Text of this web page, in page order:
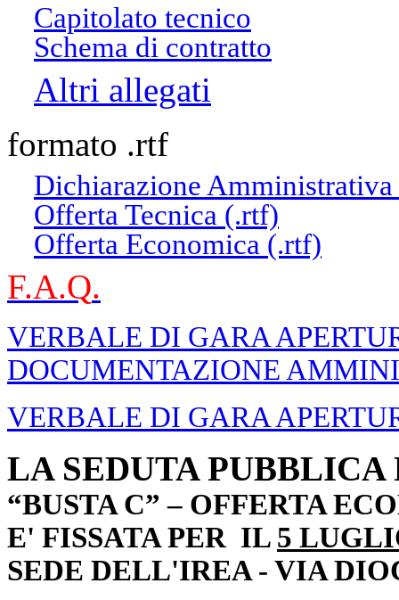
Capitolato tecnico
Schema di contratto
Altri allegati
formato .rtf
Dichiarazione
Offerta Tecnica (.rtf)
Offerta Economica (.rtf)
F.A.Q.
VERBALE DI GARA
DOCUMENTAZIONE
VERBALE DI GARA
LA SEDUTA PUBBLICA
“BUSTA C” – OFFERTA
E' FISSATA PER IL 5
SEDE DELL'IREA - VIA